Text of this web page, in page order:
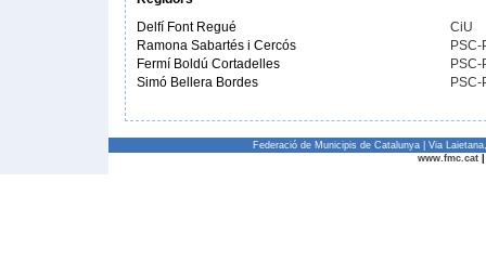
Delfí Font Regué
CiU
Ramona Sabartés i Cercós
PSC-
Fermí Boldú Cortadelles
PSC-
Simó Bellera Bordes
PSC-
Federació de Municipis de Catalunya | Via
www.fmc.cat